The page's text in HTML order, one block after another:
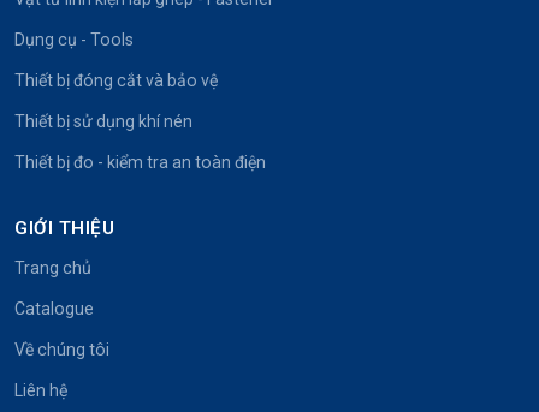
Dụng cụ - Tools
Thiết bị đóng cắt và bảo vệ
Thiết bị sử dụng khí nén
Thiết bị đo - kiểm tra an toàn điện
GIỚI THIỆU
Trang chủ
Catalogue
Về chúng tôi
Liên hệ